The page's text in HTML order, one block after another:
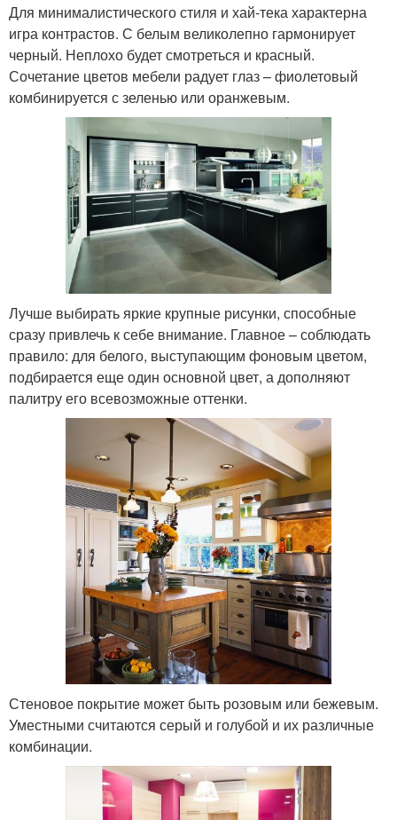
Для минималистического стиля и хай-тека характерна
игра контрастов. С белым великолепно гармонирует
черный. Неплохо будет смотреться и красный.
Сочетание цветов мебели радует глаз – фиолетовый
комбинируется с зеленью или оранжевым.
Лучше выбирать яркие крупные рисунки, способные
сразу привлечь к себе внимание. Главное – соблюдать
правило: для белого, выступающим фоновым цветом,
подбирается еще один основной цвет, а дополняют
палитру его всевозможные оттенки.
Стеновое покрытие может быть розовым или бежевым.
Уместными считаются серый и голубой и их различные
комбинации.